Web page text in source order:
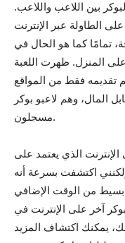
بين اللاعب واللاعب.
الطاولة عبر الإنترنت
تمامًا كما هو الحال في
على المنزل. ظهرت اللعبة
تقديمه فقط من المواقع
المال، وهم لاعبو بوكر
مسجلون.
الذي يعتمد على
اكتشفت بسرعة أنه
بسيط من الوقت الإضافي
آخر على الإنترنت في
يمكنك اكتشاف المزيد